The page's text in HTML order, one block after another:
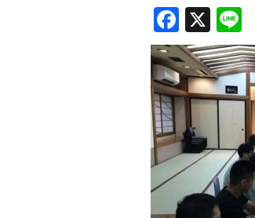
F
a
c
e
b
o
o
k
X
e